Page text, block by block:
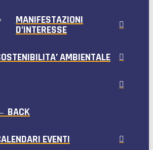
MANIFESTAZIONI
D’INTERESSE
AMBIENTALE
BACK
EVENTI